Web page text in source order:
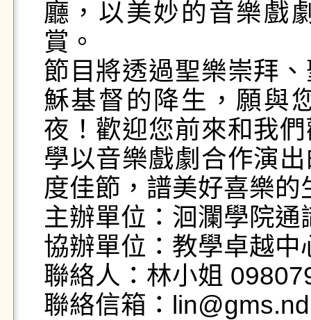
廳，以美妙的音樂戲
賞。
節目將透過聖樂崇拜
穌基督的降生，願與
夜！歡迎您前來和我
學以音樂戲劇合作演
度佳節，譜美好喜樂的
主辦單位：洄瀾學院通
協辦單位：教學卓越中
聯絡人：林小姐
聯絡信箱：